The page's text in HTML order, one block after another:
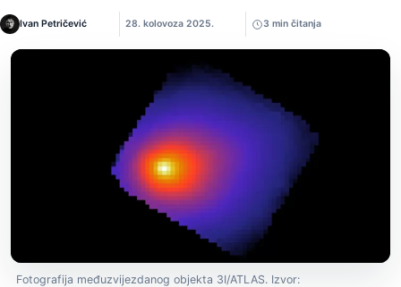
Ivan Petričević 28. kolovoza 2025. 3 min čitanja
Fotografija međuzvijezdanog objekta 3I/ATLAS. Izvor: